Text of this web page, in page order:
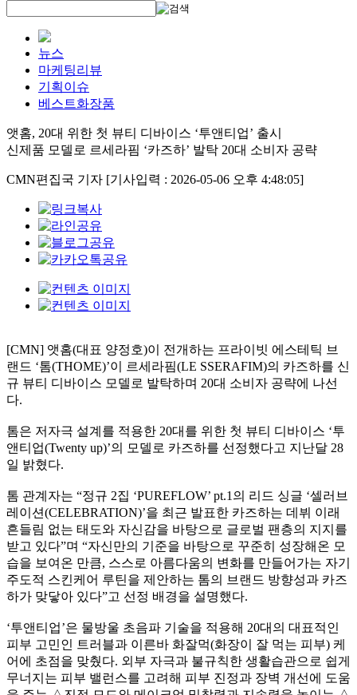
뉴스
마케팅리뷰
기획이슈
베스트화장품
앳홈, 20대 위한 첫 뷰티 디바이스 ‘투앤티업’ 출시
신제품 모델로 르세라핌 ‘카즈하’ 발탁 20대 소비자 공략
CMN편집국 기자 [기사입력 : 2026-05-06 오후 4:48:05]
[CMN] 앳홈(대표 양정호)이 전개하는 프라이빗 에스테틱 브
랜드 ‘톰(THOME)’이 르세라핌(LE SSERAFIM)의 카즈하를 신
규 뷰티 디바이스 모델로 발탁하며 20대 소비자 공략에 나선
다.
톰은 저자극 설계를 적용한 20대를 위한 첫 뷰티 디바이스 ‘투
앤티업(Twenty up)’의 모델로 카즈하를 선정했다고 지난달 28
일 밝혔다.
톰 관계자는 “정규 2집 ‘PUREFLOW’ pt.1의 리드 싱글 ‘셀러브
레이션(CELEBRATION)’을 최근 발표한 카즈하는 데뷔 이래
흔들림 없는 태도와 자신감을 바탕으로 글로벌 팬층의 지지를
받고 있다”며 “자신만의 기준을 바탕으로 꾸준히 성장해온 모
습을 보여온 만큼, 스스로 아름다움의 변화를 만들어가는 자기
주도적 스킨케어 루틴을 제안하는 톰의 브랜드 방향성과 카즈
하가 맞닿아 있다”고 선정 배경을 설명했다.
‘투앤티업’은 물방울 초음파 기술을 적용해 20대의 대표적인
피부 고민인 트러블과 이른바 화잘먹(화장이 잘 먹는 피부) 케
어에 초점을 맞췄다. 외부 자극과 불규칙한 생활습관으로 쉽게
무너지는 피부 밸런스를 고려해 피부 진정과 장벽 개선에 도움